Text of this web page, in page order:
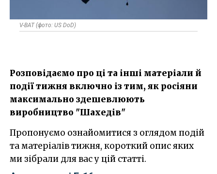
V-BAT (фото: US DoD)
Розповідаємо про ці та інші матеріали й
події тижня включно із тим, як росіяни
максимально здешевлюють
виробництво "Шахедів"
Пропонуємо ознайомитися з оглядом подій
та матеріалів тижня, короткий опис яких
ми зібрали для вас у цій статті.